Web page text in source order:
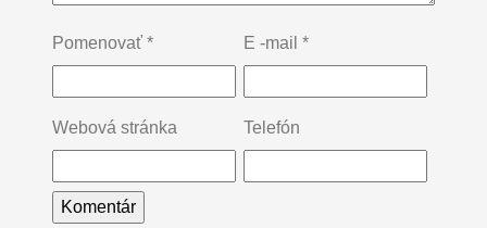
Pomenovať * E -mail *
Webová stránka Telefón